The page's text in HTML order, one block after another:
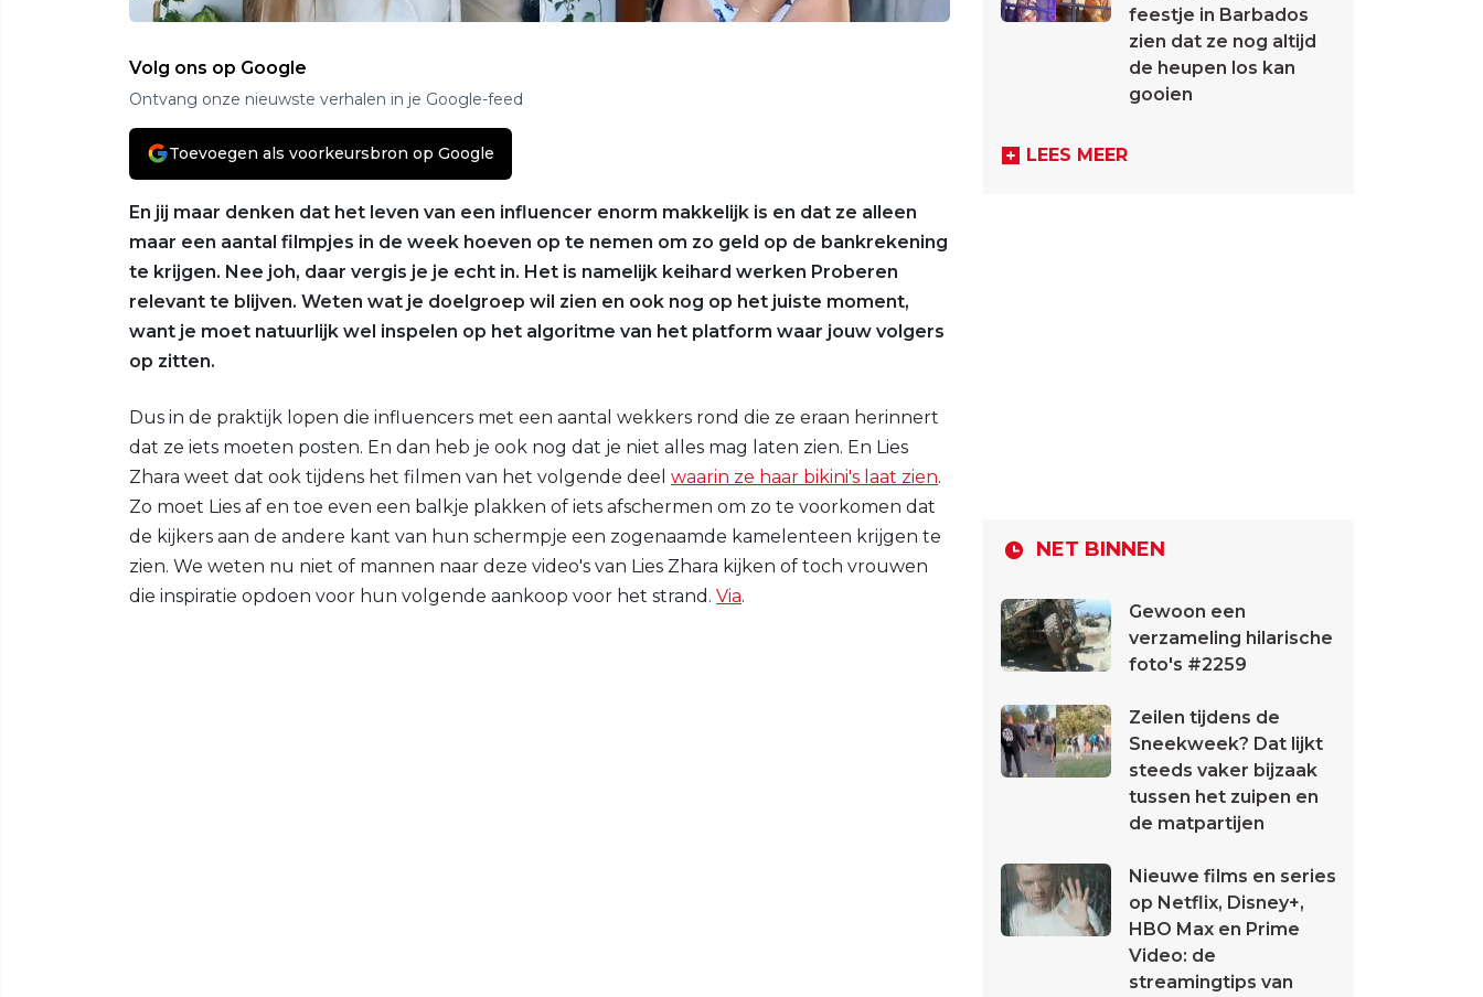
Volg ons op Google
Ontvang onze nieuwste verhalen in je Google-feed
Toevoegen als voorkeursbron op Google
En jij maar denken dat het leven van een influencer enorm makkelijk is en dat ze alleen
maar een aantal filmpjes in de week hoeven op te nemen om zo geld op de bankrekening
te krijgen. Nee joh, daar vergis je je echt in. Het is namelijk keihard werken Proberen
relevant te blijven. Weten wat je doelgroep wil zien en ook nog op het juiste moment,
want je moet natuurlijk wel inspelen op het algoritme van het platform waar jouw volgers
op zitten.
Dus in de praktijk lopen die influencers met een aantal wekkers rond die ze eraan herinnert
dat ze iets moeten posten. En dan heb je ook nog dat je niet alles mag laten zien. En Lies
Zhara weet dat ook tijdens het filmen van het volgende deel waarin ze haar bikini's laat zien.
Zo moet Lies af en toe even een balkje plakken of iets afschermen om zo te voorkomen dat
de kijkers aan de andere kant van hun schermpje een zogenaamde kamelenteen krijgen te
zien. We weten nu niet of mannen naar deze video's van Lies Zhara kijken of toch vrouwen
die inspiratie opdoen voor hun volgende aankoop voor het strand. Via.
feestje in Barbados
zien dat ze nog altijd
de heupen los kan
gooien
LEES MEER
NET BINNEN
Gewoon een
verzameling hilarische
foto's #2259
Zeilen tijdens de
Sneekweek? Dat lijkt
steeds vaker bijzaak
tussen het zuipen en
de matpartijen
Nieuwe films en series
op Netflix, Disney+,
HBO Max en Prime
Video: de
streamingtips van